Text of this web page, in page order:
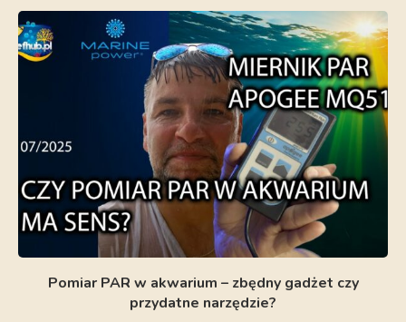
Pomiar PAR w akwarium – zbędny gadżet czy
przydatne narzędzie?